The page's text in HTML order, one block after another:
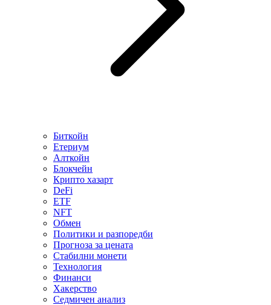
Биткойн
Етериум
Алткойн
Блокчейн
Крипто хазарт
DeFi
ETF
NFT
Обмен
Политики и разпоредби
Прогноза за цената
Стабилни монети
Технология
Финанси
Хакерство
Седмичен анализ